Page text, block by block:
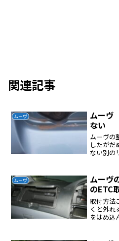
関連記事
ムーヴ
ムーヴ
ない
ムーヴの
したがだ
ない別の
センサー
ツに対策
ムーヴ
ムーヴ
のETC
取付方法
くと外れ
をはめ込